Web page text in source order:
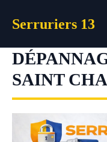
Serruriers 13
SAINT